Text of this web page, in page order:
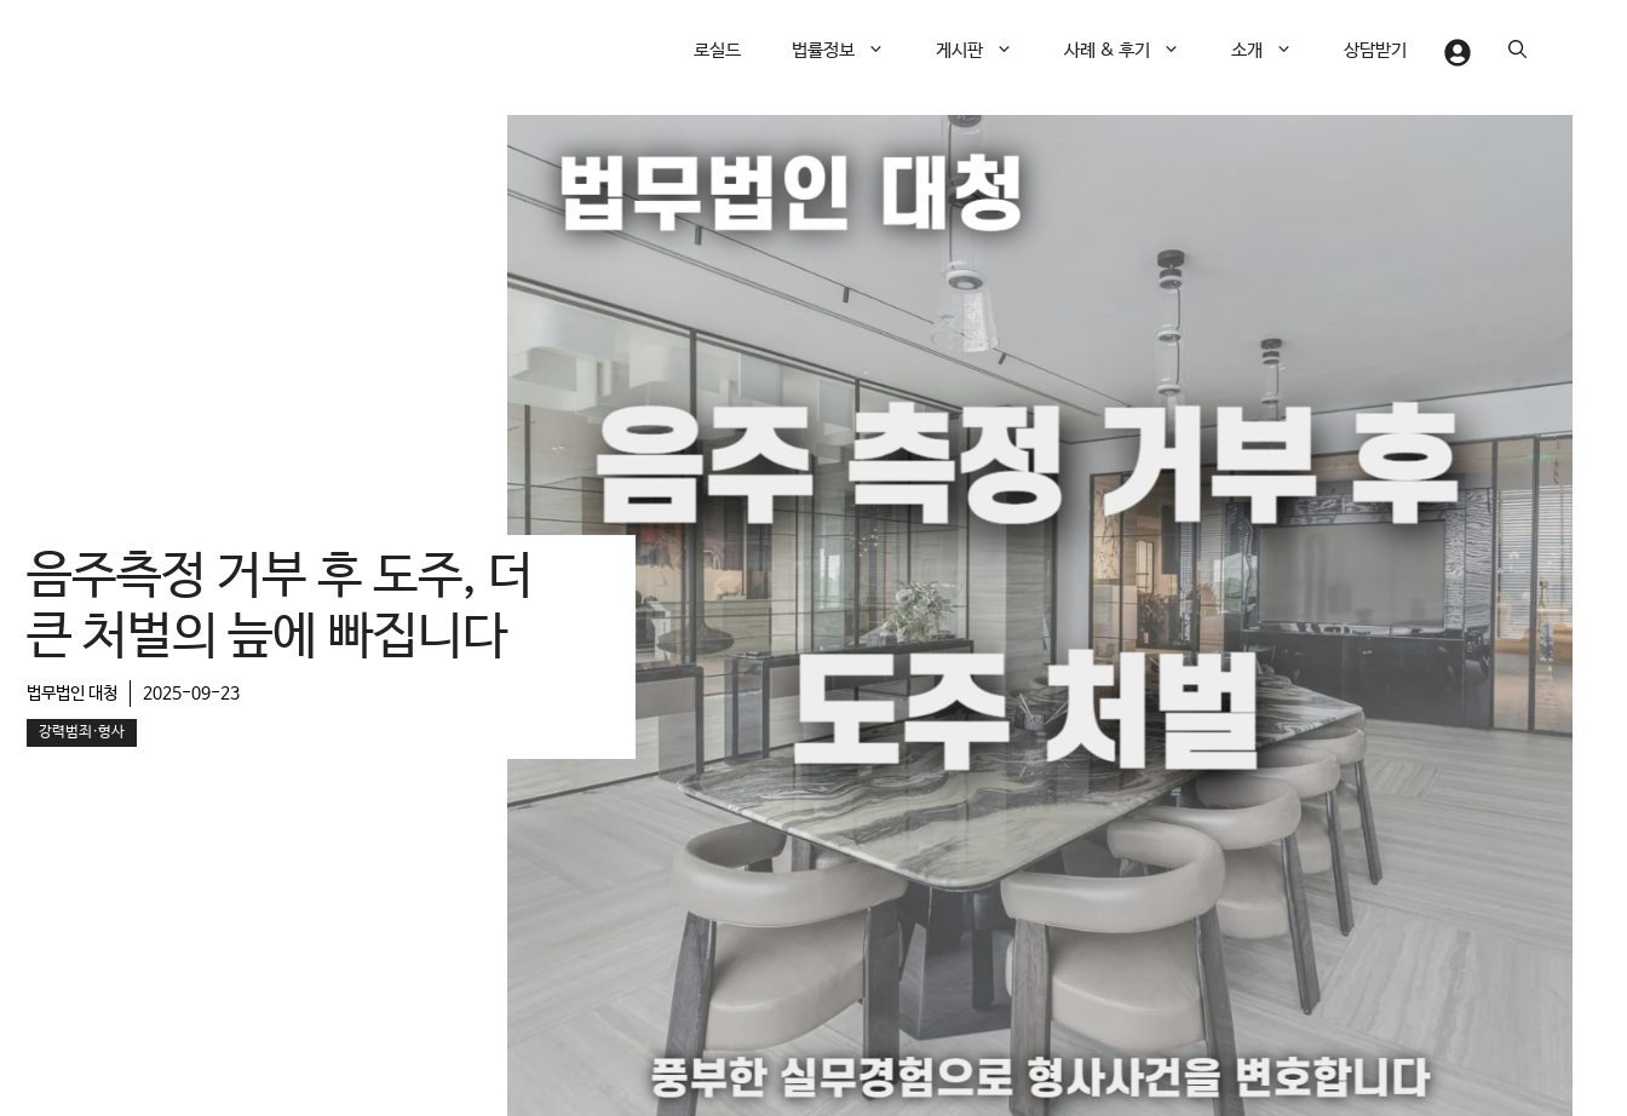
로실드 법률정보 게시판 사례 & 후기 소개 상담받기
음주측정 거부 후 도주, 더
큰 처벌의 늪에 빠집니다
법무법인 대청 2025-09-23
강력범죄·형사